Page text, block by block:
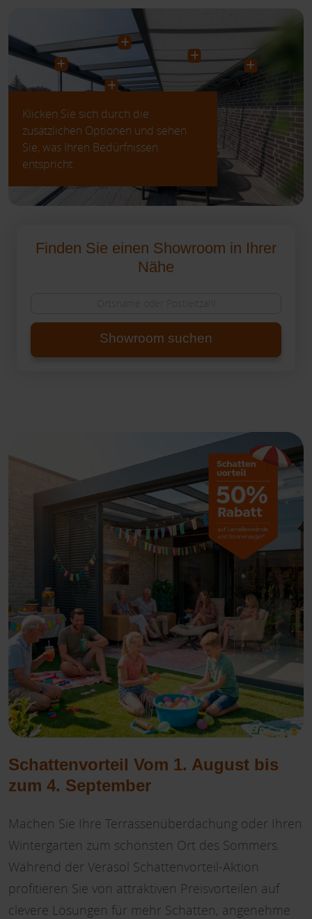
Klicken Sie sich durch die
zusätzlichen Optionen und sehen
Sie, was Ihren Bedürfnissen
entspricht.
Finden Sie einen Showroom in Ihrer
Nähe
Showroom suchen
Schattenvorteil Vom 1. August bis
zum 4. September
Machen Sie Ihre Terrassenüberdachung oder Ihren
Wintergarten zum schönsten Ort des Sommers.
Während der Verasol Schattenvorteil-Aktion
profitieren Sie von attraktiven Preisvorteilen auf
clevere Lösungen für mehr Schatten, angenehme